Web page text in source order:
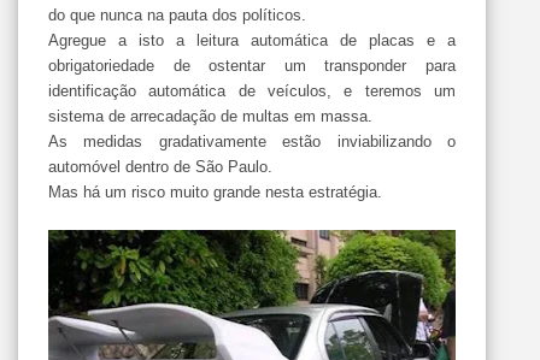
do que nunca na pauta dos políticos.
Agregue a isto a leitura automática de placas e a
obrigatoriedade de ostentar um transponder para
identificação automática de veículos, e teremos um
sistema de arrecadação de multas em massa.
As medidas gradativamente estão inviabilizando o
automóvel dentro de São Paulo.
Mas há um risco muito grande nesta estratégia.